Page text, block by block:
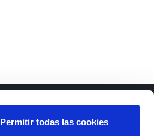
Permitir todas las cookies